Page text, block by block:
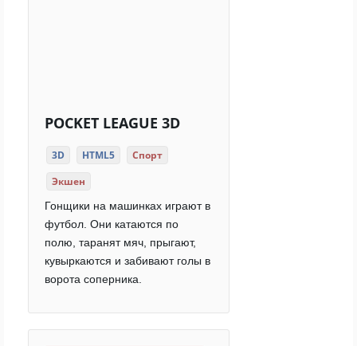
POCKET LEAGUE 3D
3D HTML5
Спорт
Экшен
Гонщики на машинках играют в
футбол. Они катаются по
полю, таранят мяч, прыгают,
кувыркаются и забивают голы в
ворота соперника.